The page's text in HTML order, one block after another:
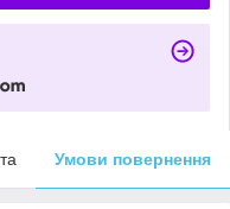
Умови повернення